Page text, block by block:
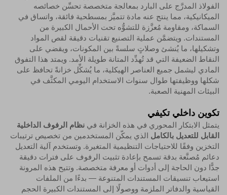
الفولاذ المدرَّج على البارد بمعالجة متخصصة تحسِّن خصائصه
الميكانيكية، مما ينتج عنه مادة تتميَّز بمسطحية فائقة، واتساق في
السماكة، ومقاومة مُعزَّزة للتشوُّه تحت الأحمال الكبيرة من
المستندات. ويتضمَّن عملية التصنيع تقنيات دقيقة لقص المواد
وتشكيلها، ما يُنشئ وصلاتٍ سلسةً بين المكونات، ويقضي على
النقاط الضعيفة التي قد تُهدِّد المتانة طويلة الأمد. ويمتد هذا التفوق
المادي ليشمل جميع العناصر الهيكلية، ما يُشكِّل خزانةً تحافظ على
شكلها ووظيفتها طوال سنوات الاستخدام اليومي المكثَّف في
البيئات المهنية الصعبة.
تكوين داخلي تكيفي
يتمثل الابتكار المحوري في هذه الخزانة في نظام الرفوف الداخلية
القابل للتعديل بالكامل الذي يمكّن المستخدمين من تخصيص ترتيبات
التخزين وفقًا للاحتياجات التنظيمية المتغيرة. وتستخدم آلية التعديل
دعائم مُصنَّعة بدقة تسمح بإعادة تثبيت الرفوف على فترات دقيقة
جدًّا دون الحاجة إلى أدوات أو معرفة متخصصة. وتتيح هذه المرونة
استيعاب تنسيقات المستندات المتنوعة — بدءًا من الملفات
القياسية والدفاتر الملزمة ووصولًا إلى المستندات الكبيرة الحجم